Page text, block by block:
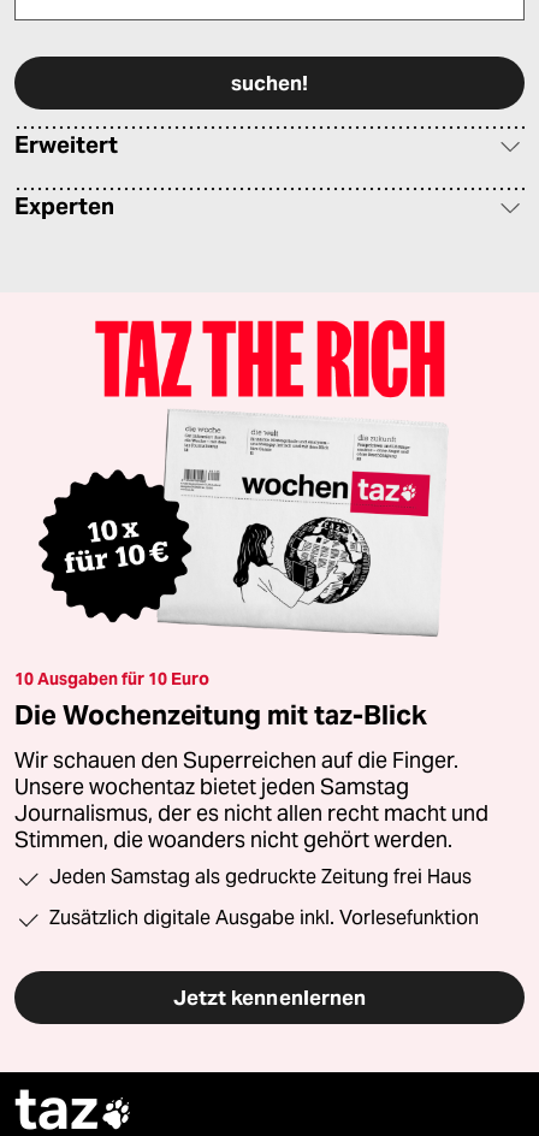
Erweitert
Experten
10 Ausgaben für 10 Euro
Die Wochenzeitung mit taz-Blick
Wir schauen den Superreichen auf die Finger.
Unsere wochentaz bietet jeden Samstag
Journalismus, der es nicht allen recht macht und
Stimmen, die woanders nicht gehört werden.
Jeden Samstag als gedruckte Zeitung frei Haus
Zusätzlich digitale Ausgabe inkl. Vorlesefunktion
Jetzt kennenlernen
taz